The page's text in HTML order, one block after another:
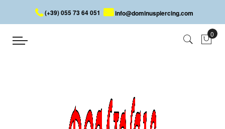
(+39) 055 73 64 051 info@dominuspiercing.com
PIERCING ANILLO CON BOLA